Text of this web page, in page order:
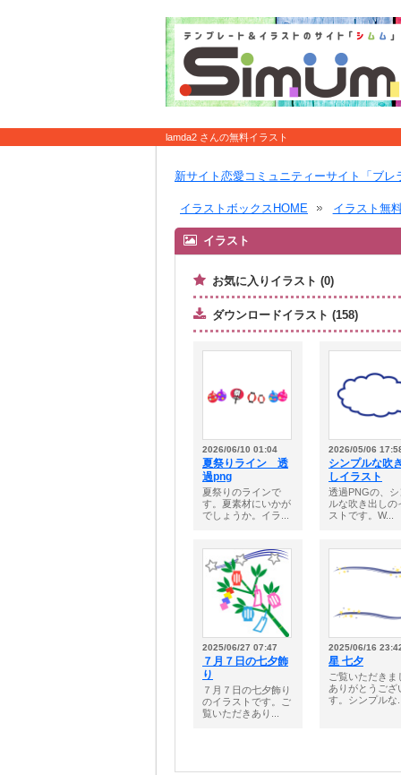
lamda2 さんの無料イラスト
新サイト恋愛コミュニティーサイト「ブレ
イラストボックスHOME イラスト無
イラスト
お気に入りイラスト (0)
ダウンロードイラスト (158)
2026/06/10 01:04
夏祭りライン 透
過png
夏祭りのラインで
す。夏素材にいかが
でしょうか。イラ...
2026/05/06
シンプルな吹
しイラスト
透過PNGの、シ
ルな吹き出しの
ストです。W...
2025/06/27 07:47
７月７日の七夕飾
り
７月７日の七夕飾り
のイラストです。ご
覧いただきあり...
2025/06/16
星 七夕
ご覧いただきま
ありがとうござ
す。シンプルな